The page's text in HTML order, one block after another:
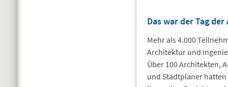
Das war der Tag
Mehr als 4.000
Architektur und
Über 100 Architekten,
und Stadtplaner